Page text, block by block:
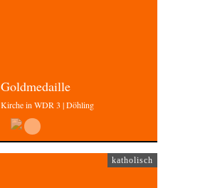
Goldmedaille
Kirche in WDR 3 | Döhling
katholisch